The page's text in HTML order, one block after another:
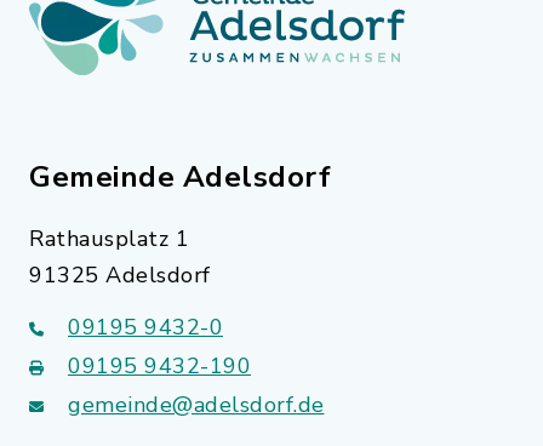
Gemeinde Adelsdorf
Rathausplatz 1
91325 Adelsdorf
09195 9432-0
09195 9432-190
gemeinde@adelsdorf.de